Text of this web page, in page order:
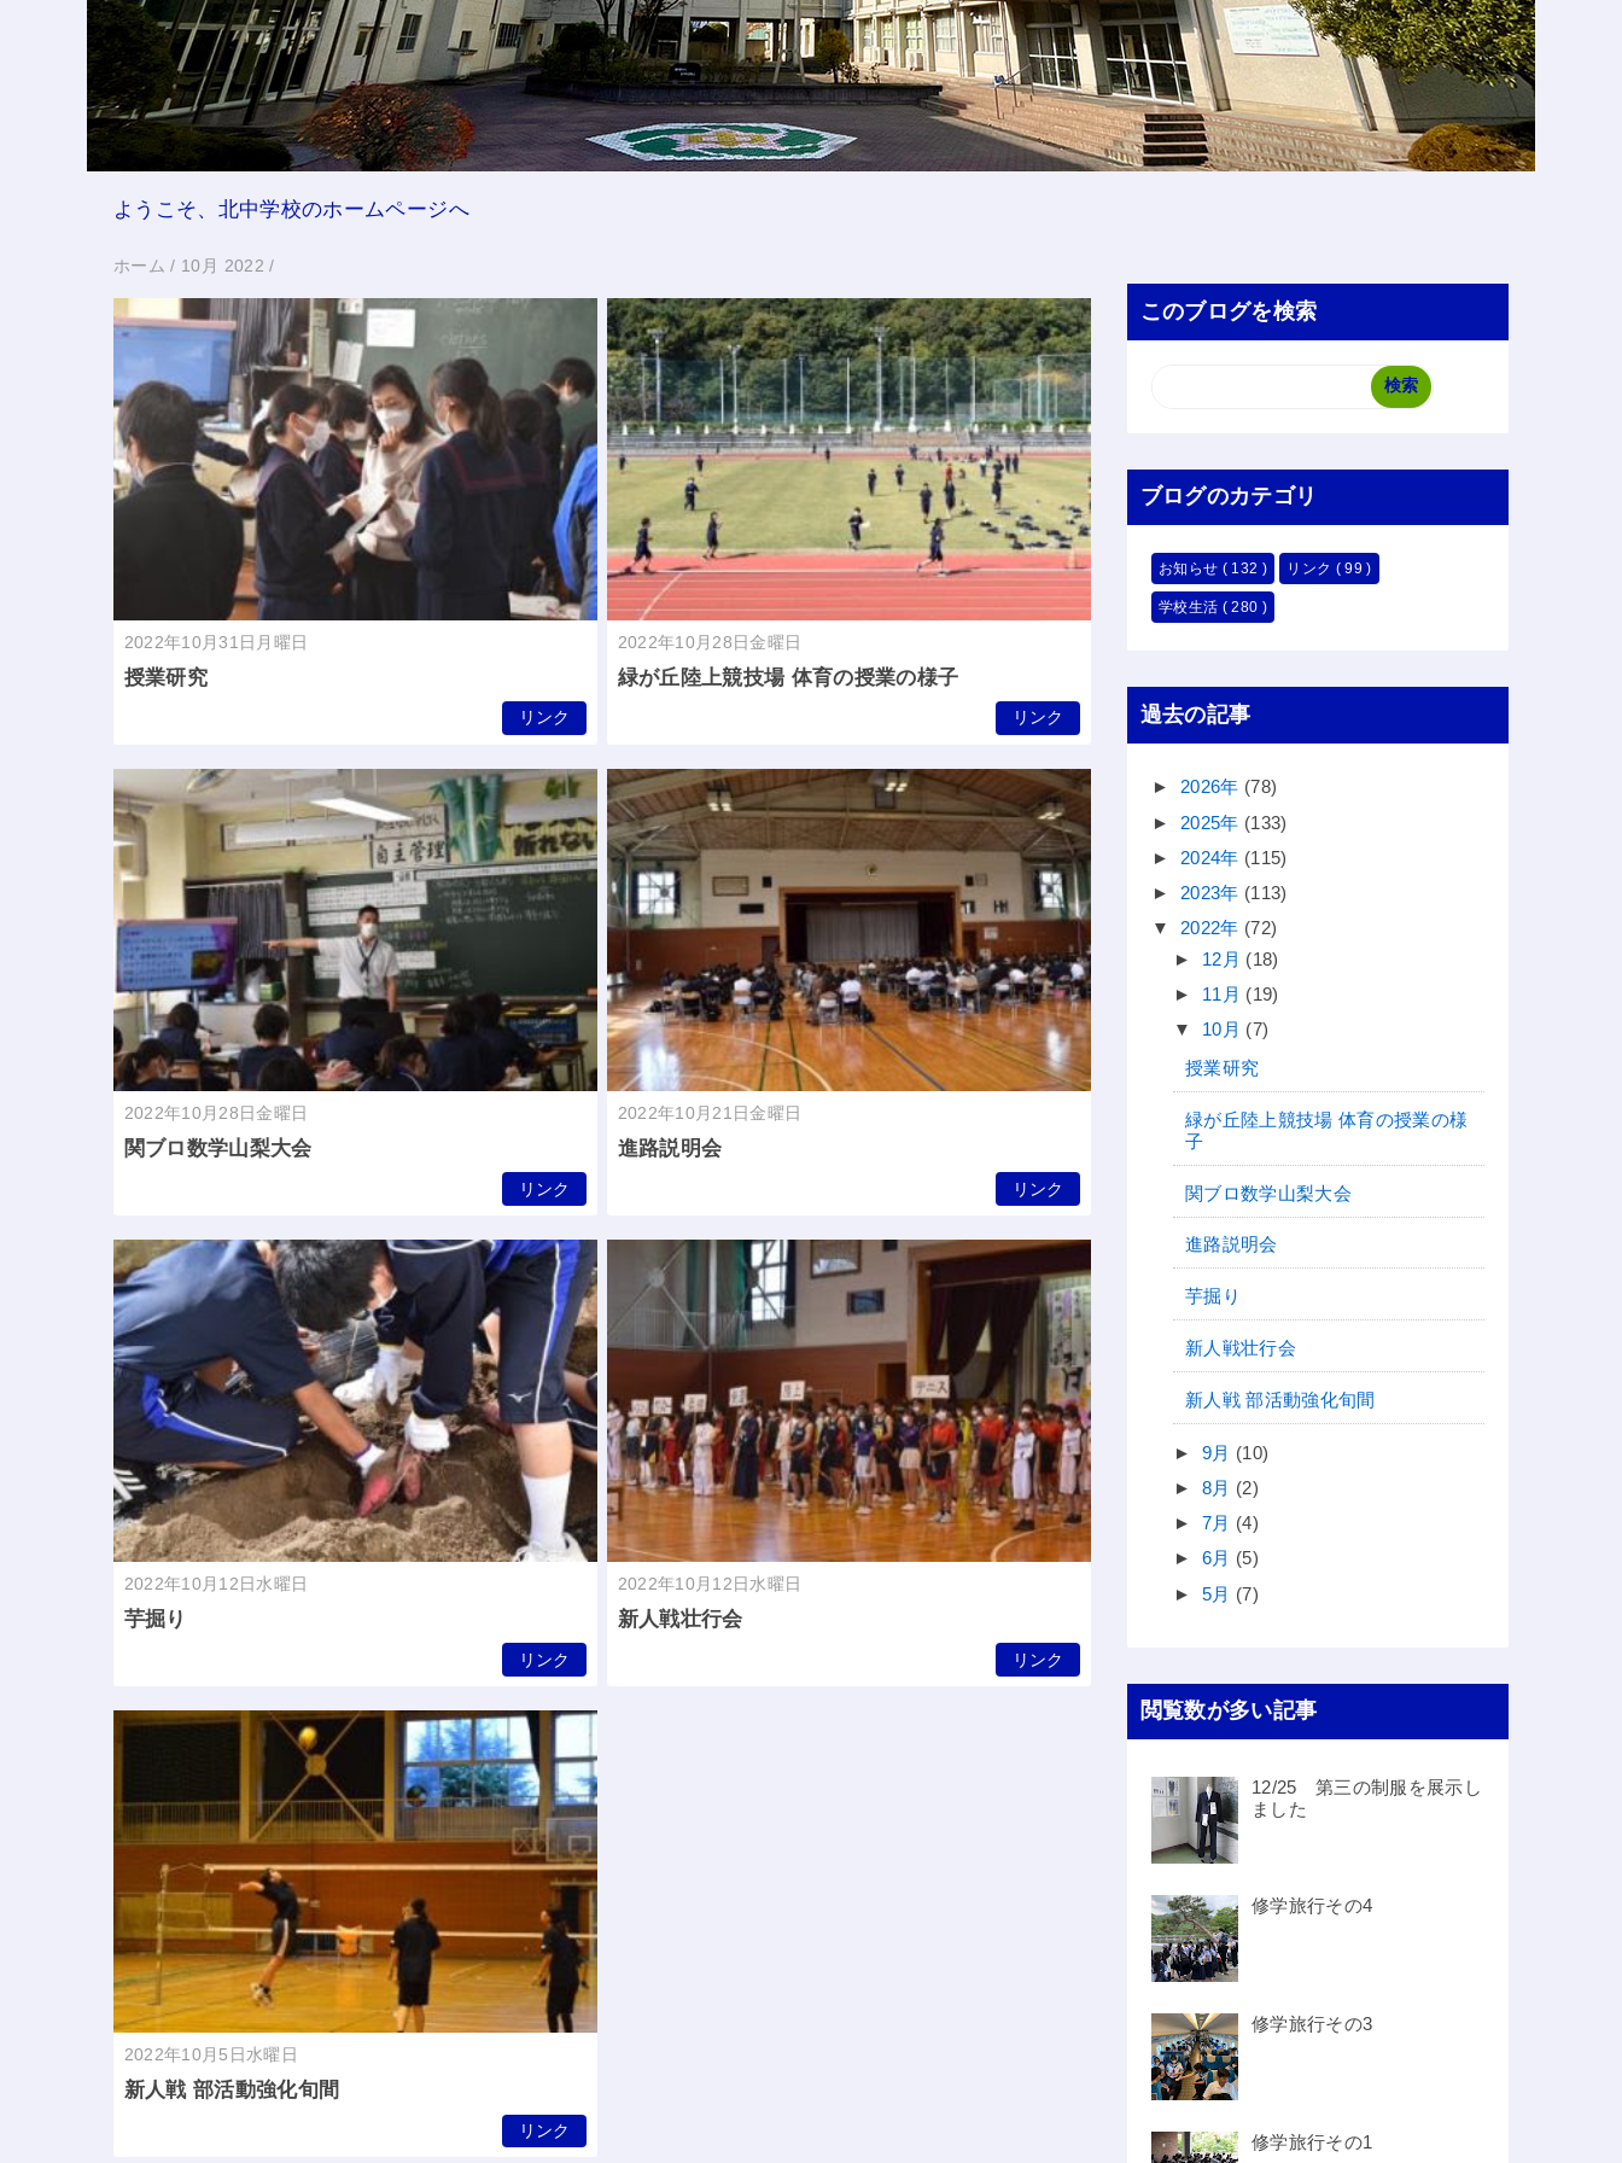
ようこそ、北中学校のホームページへ
ホーム / 10月 2022 /
2022年10月31日月曜日
授業研究
リンク
2022年10月28日金曜日
緑が丘陸上競技場 体育の授業の様子
リンク
2022年10月28日金曜日
関ブロ数学山梨大会
リンク
2022年10月21日金曜日
進路説明会
リンク
2022年10月12日水曜日
芋掘り
リンク
2022年10月12日水曜日
新人戦壮行会
リンク
2022年10月5日水曜日
新人戦 部活動強化旬間
リンク
このブログを検索
ブログのカテゴリ
お知らせ ( 132 ) リンク ( 99 )
学校生活 ( 280 )
過去の記事
► 2026年 (78)
► 2025年 (133)
► 2024年 (115)
► 2023年 (113)
▼ 2022年 (72)
► 12月 (18)
► 11月 (19)
▼ 10月 (7)
授業研究
緑が丘陸上競技場 体育の授業の様
子
関ブロ数学山梨大会
進路説明会
芋掘り
新人戦壮行会
新人戦 部活動強化旬間
► 9月 (10)
► 8月 (2)
► 7月 (4)
► 6月 (5)
► 5月 (7)
閲覧数が多い記事
12/25 第三の制服を展示し
ました
修学旅行その4
修学旅行その3
修学旅行その1